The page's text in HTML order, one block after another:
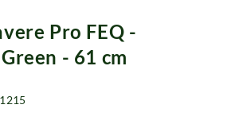
Pro FEQ -
- 61 cm